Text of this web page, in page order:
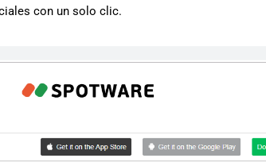
con un solo clic.